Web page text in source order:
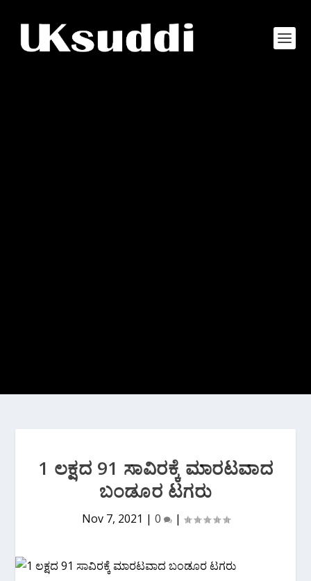
1 ಲಕ್ಷದ 91 ಸಾವಿರಕ್ಕೆ ಮಾರಟವಾದ
ಬಂಡೂರ ಟಗರು
Nov 7, 2021 | 0 |